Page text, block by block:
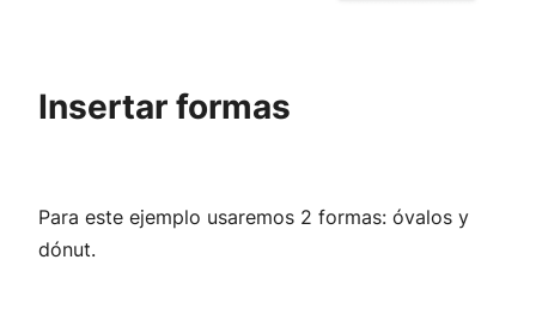
Insertar formas
Para este ejemplo usaremos 2 formas: óvalos y
dónut.